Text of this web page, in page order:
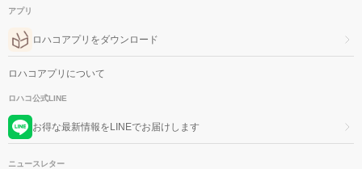
アプリ
ロハコアプリをダウンロード
ロハコアプリについて
ロハコ公式LINE
お得な最新情報をLINEでお届けします
ニュースレター